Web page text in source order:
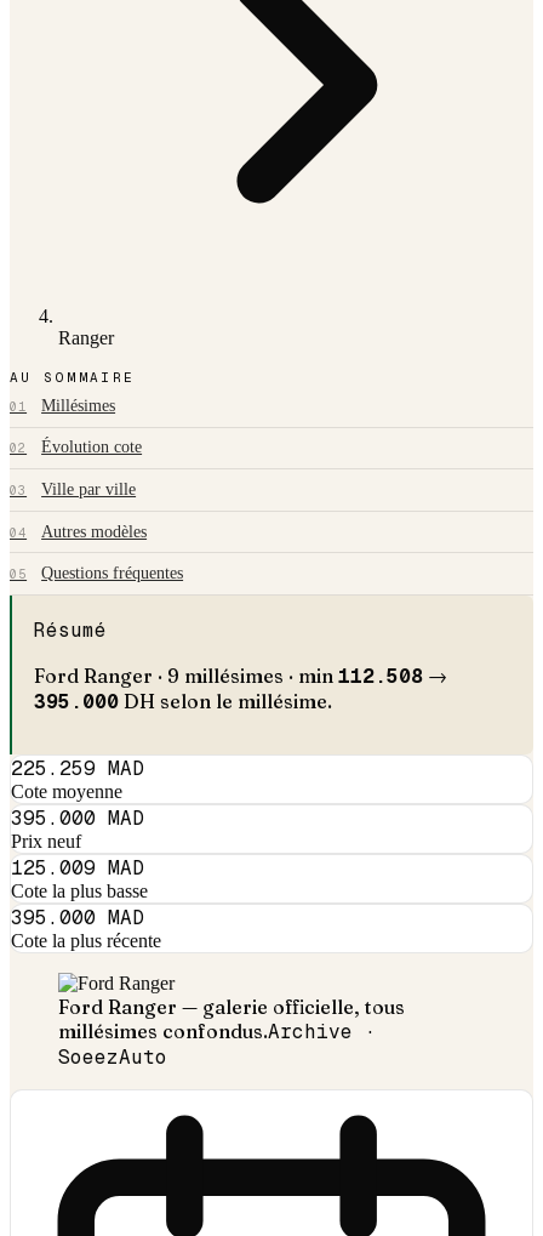
Ranger
AU SOMMAIRE
01 Millésimes
02 Évolution cote
03 Ville par ville
04 Autres modèles
05 Questions fréquentes
Résumé
Ford Ranger · 9 millésimes · min 112.508 →
395.000 DH selon le millésime.
225.259 MAD
Cote moyenne
395.000 MAD
Prix neuf
125.009 MAD
Cote la plus basse
395.000 MAD
Cote la plus récente
Ford Ranger — galerie officielle, tous
millésimes confondus.Archive ·
SoeezAuto